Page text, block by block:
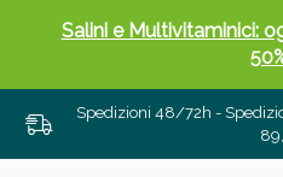
Spedizioni 48/72h -
Salini e Multivitaminici: